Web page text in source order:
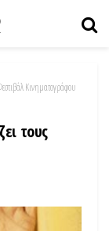
Κινηματογράφου
τους